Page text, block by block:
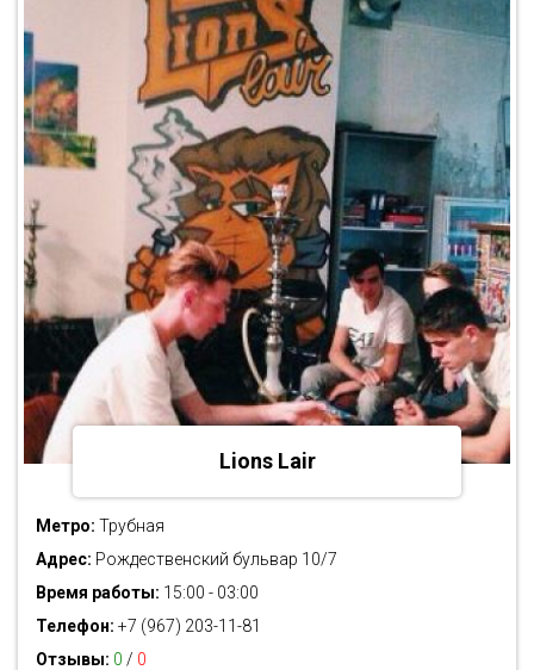
Lions Lair
Метро: Трубная
Адрес: Рождественский бульвар 10/7
Время работы: 15:00 - 03:00
Телефон: +7 (967) 203-11-81
Отзывы: 0 / 0